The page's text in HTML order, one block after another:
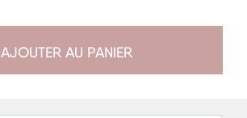
AJOUTER AU PANIER